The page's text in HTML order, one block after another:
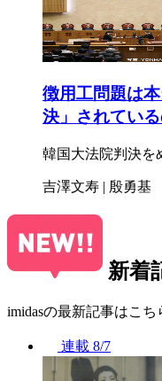
徴用工問題は
決」されている
韓国大法院判決を
吉澤文寿 | 殷勇基
新着
imidasの最新記事はこち
連載 8/7